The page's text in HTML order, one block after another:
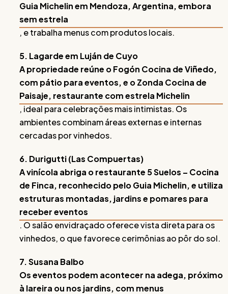
Guia Michelin em Mendoza, Argentina, embora
sem estrela
, e trabalha menus com produtos locais.
5. Lagarde em Luján de Cuyo
A propriedade reúne o Fogón Cocina de Viñedo,
com pátio para eventos, e o Zonda Cocina de
Paisaje, restaurante com estrela Michelin
, ideal para celebrações mais intimistas. Os
ambientes combinam áreas externas e internas
cercadas por vinhedos.
6. Durigutti (Las Compuertas)
A vinícola abriga o restaurante 5 Suelos – Cocina
de Finca, reconhecido pelo Guia Michelin, e utiliza
estruturas montadas, jardins e pomares para
receber eventos
. O salão envidraçado oferece vista direta para os
vinhedos, o que favorece cerimônias ao pôr do sol.
7. Susana Balbo
Os eventos podem acontecer na adega, próximo
à lareira ou nos jardins, com menus